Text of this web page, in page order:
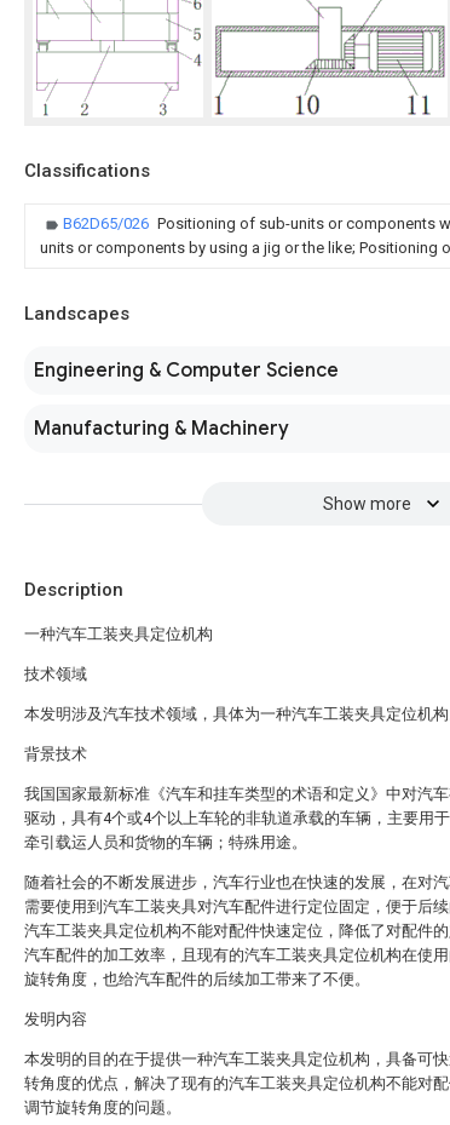
Classifications
B62D65/026 Positioning of sub-units or components
units or components by using a jig or the like; Positioning
Landscapes
Engineering & Computer Science
Manufacturing & Machinery
Show more
Description
一种汽车工装夹具定位机构
技术领域
本发明涉及汽车技术领域，具体为一种汽车工装夹具定位机构
背景技术
我国国家最新标准《汽车和挂车类型的术语和定义》中对汽
驱动，具有4个或4个以上车轮的非轨道承载的车辆，主要用
牵引载运人员和货物的车辆；特殊用途。
随着社会的不断发展进步，汽车行业也在快速的发展，在对
需要使用到汽车工装夹具对汽车配件进行定位固定，便于后
汽车工装夹具定位机构不能对配件快速定位，降低了对配件
汽车配件的加工效率，且现有的汽车工装夹具定位机构在使
旋转角度，也给汽车配件的后续加工带来了不便。
发明内容
本发明的目的在于提供一种汽车工装夹具定位机构，具备可
转角度的优点，解决了现有的汽车工装夹具定位机构不能对
调节旋转角度的问题。